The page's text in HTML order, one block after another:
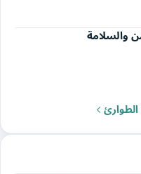
والسلامة